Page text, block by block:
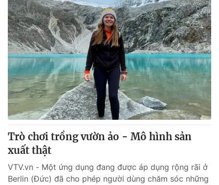
Nhân vật
Khán giả
Giải sao mai
Âm nhạc
Sao
Du lịch
Làm đẹp
Chất lượng cuộc sống
Giáo dục
Tuyển sinh
Học trực tuyến
Công nghệ
Hitech Công nghệ tương lai
Sản phẩm
Thị trường
Tư vấn
Giao lưu trực tuyến
Lịch phát sóng
Chuyên mục khác
Emagazine Podcast
Trò chơi trồng vườn ảo - Mô hình sản
xuất thật
VTV.vn - Một ứng dụng đang được áp dụng rộng rãi ở
Berlin (Đức) đã cho phép người dùng chăm sóc những